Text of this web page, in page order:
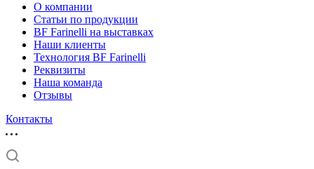
О компании
Статьи по продукции
BF Farinelli на выставках
Наши клиенты
Технология BF Farinelli
Реквизиты
Наша команда
Отзывы
Контакты